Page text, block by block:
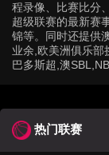
程录像、比赛比分
超级联赛的最新赛
锦等。同时还提供
业余,欧美洲俱乐部
巴多斯超,澳
热门联赛